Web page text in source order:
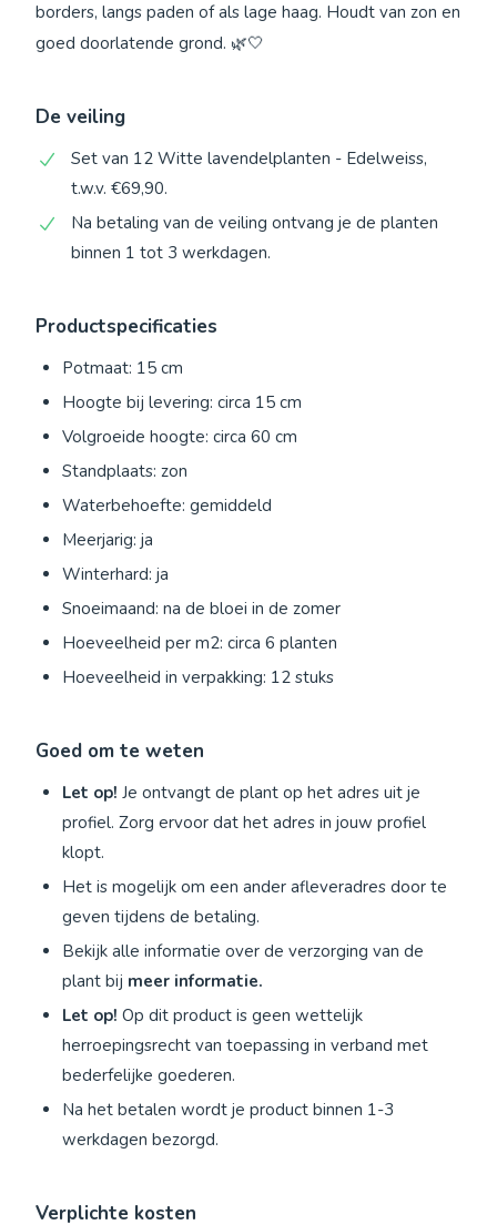
borders, langs paden of als lage haag. Houdt van zon en
goed doorlatende grond. 🌿🤍
De veiling
Set van 12 Witte lavendelplanten - Edelweiss,
t.w.v. €69,90.
Na betaling van de veiling ontvang je de planten
binnen 1 tot 3 werkdagen.
Productspecificaties
Potmaat: 15 cm
Hoogte bij levering: circa 15 cm
Volgroeide hoogte: circa 60 cm
Standplaats: zon
Waterbehoefte: gemiddeld
Meerjarig: ja
Winterhard: ja
Snoeimaand: na de bloei in de zomer
Hoeveelheid per m2: circa 6 planten
Hoeveelheid in verpakking: 12 stuks
Goed om te weten
Let op! Je ontvangt de plant op het adres uit je
profiel. Zorg ervoor dat het adres in jouw profiel
klopt.
Het is mogelijk om een ander afleveradres door te
geven tijdens de betaling.
Bekijk alle informatie over de verzorging van de
plant bij meer informatie.
Let op! Op dit product is geen wettelijk
herroepingsrecht van toepassing in verband met
bederfelijke goederen.
Na het betalen wordt je product binnen 1-3
werkdagen bezorgd.
Verplichte kosten